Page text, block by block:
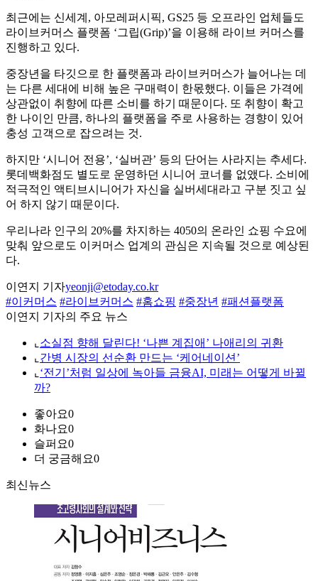
최근에는 신세계, 아모레퍼시픽, GS25 등 오프라인 업체들도
라이브커머스 플랫폼 ‘그립(Grip)’을 이용해 라이브 커머스를
진행하고 있다.
중장년을 타깃으로 한 플랫폼과 라이브커머스가 늘어나는 데
는 다른 세대에 비해 높은 구매력이 한몫했다. 이들은 가격에
상관없이 취향에 따른 소비를 하기 때문이다. 또 취향이 확고
한 나이인 만큼, 하나의 플랫폼을 주로 사용하는 경향이 있어
충성 고객으로 잡으려는 것.
하지만 ‘시니어 전용’, ‘실버관’ 등의 단어는 사라지는 추세다.
롯데백화점도 별도로 운영하던 시니어 코너를 없앴다. 소비에
적극적인 액티브시니어가 자신을 실버세대라고 구분 짓고 싶
어 하지 않기 때문이다.
우리나라 인구의 20%를 차지하는 4050의 온라인 쇼핑 수요에
맞춰 앞으로도 이커머스 업계의 관심은 지속될 것으로 예상된
다.
이연지 기자yeonji@etoday.co.kr
#이커머스 #라이브커머스 #홈쇼핑 #중장년 #패션플랫폼
이연지 기자의 주요 뉴스
⌞ 소실점 향해 달린다! ‘나쁜 계집애’ 나애리의 귀환
⌞ 간병 시장의 선순환 만드는 ‘케어네이션’
⌞ ‘전기’처럼 일상에 녹아들 금융AI, 미래는 어떻게 바뀔
까?
좋아요0
화나요0
슬퍼요0
더 궁금해요0
최신뉴스